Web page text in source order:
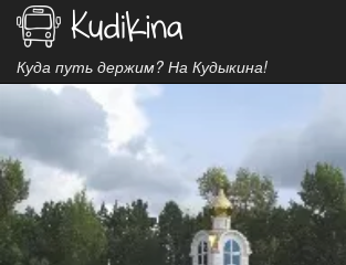
Куда путь держим? На Кудыкина!